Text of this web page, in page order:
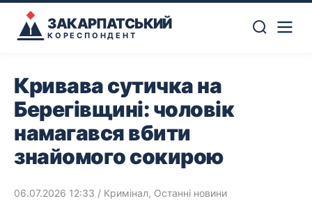
ЗАКАРПАТСЬКИЙ
КОРЕСПОНДЕНТ
Кривава сутичка на
Берегівщині: чоловік
намагався вбити
знайомого сокирою
06.07.2026 12:33 / Кримінал, Останні новини